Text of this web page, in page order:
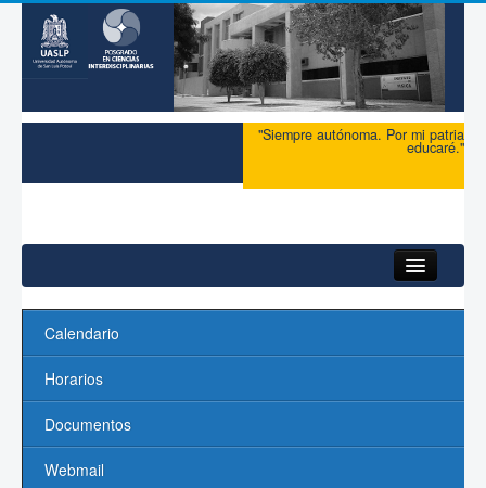
"Siempre autónoma. Por mi patria
educaré."
Acerca del PCI
Maestría
Doctorado
Profesores
Calendario
Horarios
Documentos
Webmail